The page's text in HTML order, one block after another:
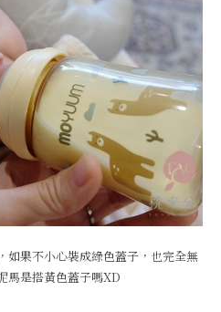
如果不小心裝成綠色蓋子，也完全無
馬是搭黃色蓋子嗎XD